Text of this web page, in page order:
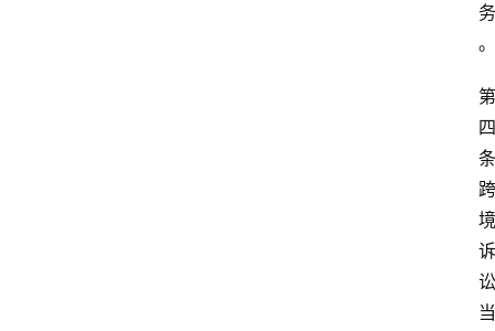
务
。
第
四
条
跨
境
诉
讼
当